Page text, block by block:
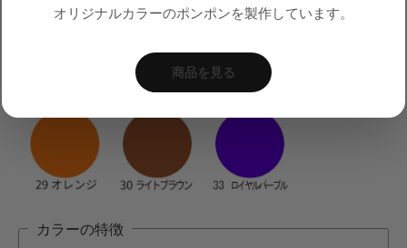
カラーの特徴
オリジナルカラーのポンポンを製作しています。
商品を見る